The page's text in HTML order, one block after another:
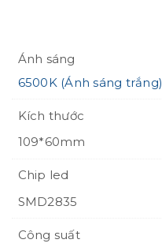
Ánh sáng
6500K (Ánh sáng trắng)
Kích thước
109*60mm
Chip led
SMD2835
Công suất